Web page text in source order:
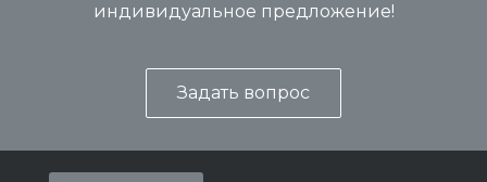
индивидуальное предложение!
Задать вопрос